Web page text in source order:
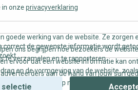
onze privacyverklaring
goede werking van de website. Ze zorgen
correct de gewenste informatie wordt
ons begrijpen hoe bezoekers de
te verzamelen en te rapporteren.
ervoor dat een website informatie kan
en de vormgeving van de website,
aan de hand van jouw
advertenties en op maat gemaakte